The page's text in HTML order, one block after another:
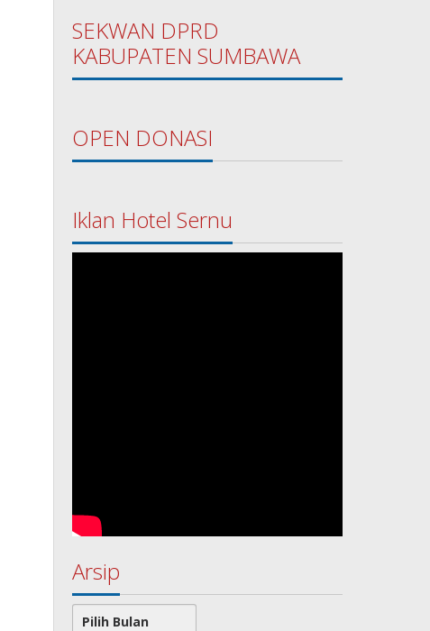
SEKWAN DPRD
KABUPATEN SUMBAWA
OPEN DONASI
Iklan Hotel Sernu
Arsip
Arsip